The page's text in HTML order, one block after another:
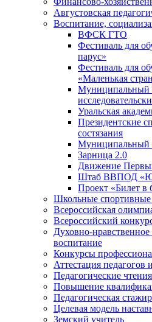
Августовская
Воспитание,
ВФСК ГТО
Фестиваль для
парус»
Фестиваль для
«Маленькая
Муниципальный
Уральская
Президентские
состязания
Муниципальный
Зарница 2.0
Движение
Штаб ВВПОД
Проект «Билет в
Школьные
Всероссийская
Всероссийский
Духовно-нравственное
воспитание
Конкурсы
Аттестация педагогов
Педагогические чтения
Повышение
Педагогическая
Целевая модель
Земский учитель